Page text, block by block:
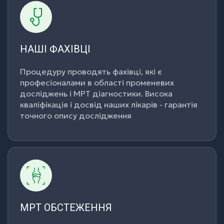
НАШІ ФАХІВЦІ
Процедуру проводять фахівці, які є
професіоналами в області променевих
досліджень і МРТ діагностики. Висока
кваліфікація і досвід наших лікарів - гарантія
точного опису дослідження
НАШІ ФАХІВЦІ
Процедуру проводять фахівці, які є
професіоналами в області променевих
досліджень і МРТ діагностики. Висока
кваліфікація і досвід наших лікарів - гарантія
точного опису дослідження
МРТ ОБСТЕЖЕННЯ
МРТ ОБСТЕЖЕННЯ